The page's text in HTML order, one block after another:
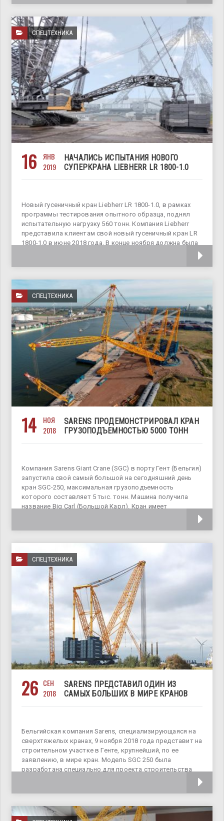
СПЕЦТЕХНИКА
16
ЯНВ
2019
НАЧАЛИСЬ ИСПЫТАНИЯ НОВОГО
СУПЕРКРАНА LIEBHERR LR 1800-1.0
Новый гусеничный кран Liebherr LR 1800-1.0, в рамках
программы тестирования опытного образца, поднял
испытательную нагрузку 560 тонн. Компания Liebherr
представила клиентам свой новый гусеничный кран LR
1800-1.0 в июне 2018 года. В конце ноября должна была
СПЕЦТЕХНИКА
14
НОЯ
2018
SARENS ПРОДЕМОНСТРИРОВАЛ КРАН
ГРУЗОПОДЪЕМНОСТЬЮ 5000 ТОНН
Компания Sarens Giant Crane (SGC) в порту Гент (Бельгия)
запустила свой самый большой на сегодняшний день
кран SGC-250, максимальная грузоподъемность
которого составляет 5 тыс. тонн. Машина получила
название Big Carl (Большой Карл). Кран имеет
СПЕЦТЕХНИКА
26 СЕН
2018
SARENS ПРЕДСТАВИЛ ОДИН ИЗ
САМЫХ БОЛЬШИХ В МИРЕ КРАНОВ
Бельгийская компания Sarens, специализирующаяся на
сверхтяжелых кранах, 9 ноября 2018 года представит на
строительном участке в Генте, крупнейший, по ее
заявлению, в мире кран. Модель SGC 250 была
разработана специально для проекта строительства